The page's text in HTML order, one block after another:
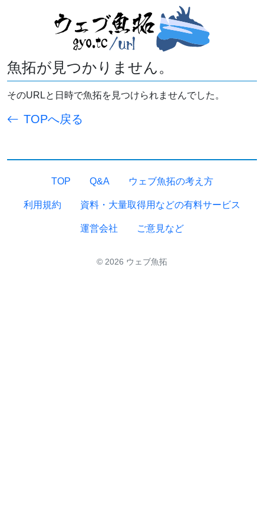
魚拓が見つかりません。
そのURLと日時で魚拓を見つけられませんでした。
TOPへ戻る
TOP Q&A ウェブ魚拓の考え方
利用規約 資料・大量取得用などの有料サービス
運営会社 ご意見など
© 2026 ウェブ魚拓